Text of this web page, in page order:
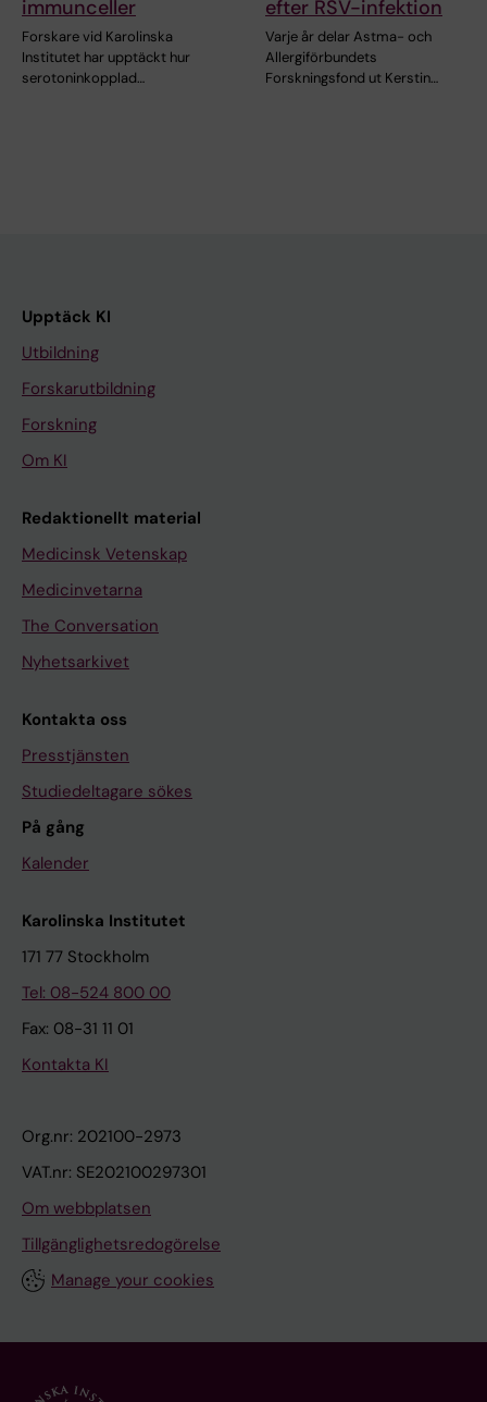
immunceller
Forskare vid Karolinska
Institutet har upptäckt hur
serotoninkopplad…
efter RSV-infektion
Varje år delar Astma- och
Allergiförbundets
Forskningsfond ut Kerstin…
Upptäck KI
Utbildning
Forskarutbildning
Forskning
Om KI
Redaktionellt material
Medicinsk Vetenskap
Medicinvetarna
The Conversation
Nyhetsarkivet
Kontakta oss
Presstjänsten
Studiedeltagare sökes
På gång
Kalender
Karolinska Institutet
171 77 Stockholm
Tel: 08-524 800 00
Fax: 08-31 11 01
Kontakta KI
Org.nr: 202100-2973
VAT.nr: SE202100297301
Om webbplatsen
Tillgänglighetsredogörelse
Manage your cookies